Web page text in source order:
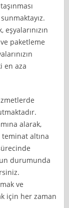
paketleme
en aza
alarak,
altına
durumunda
ve
için her zaman